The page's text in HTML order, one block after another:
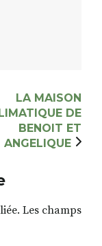
LA MAISON
DE
BENOIT ET
ANGELIQUE
Les champs